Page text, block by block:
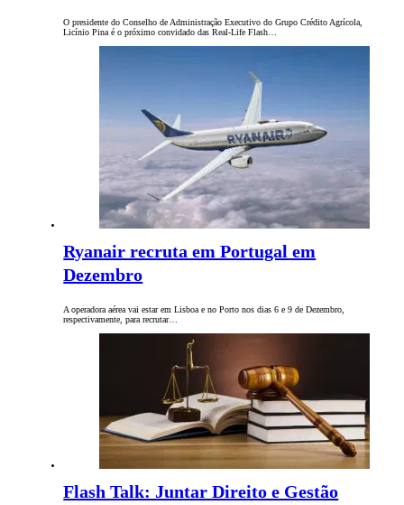
O presidente do Conselho de Administração Executivo do Grupo Crédito Agrícola,
Licínio Pina é o próximo convidado das Real-Life Flash…
Ryanair recruta em Portugal em
Dezembro
A operadora aérea vai estar em Lisboa e no Porto nos dias 6 e 9 de Dezembro,
respectivamente, para recrutar…
Flash Talk: Juntar Direito e Gestão